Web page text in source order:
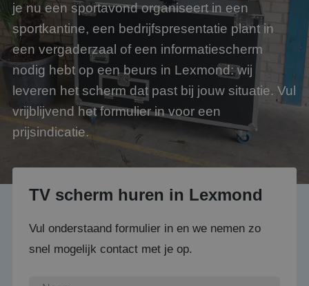
je nu een sportavond organiseert in een
sportkantine, een bedrijfspresentatie plant in
een vergaderzaal of een informatiescherm
nodig hebt op een beurs in Lexmond: wij
leveren het scherm dat past bij jouw situatie. Vul
vrijblijvend het formulier in voor een
prijsindicatie.
TV scherm huren in Lexmond
Vul onderstaand formulier in en we nemen zo
snel mogelijk contact met je op.